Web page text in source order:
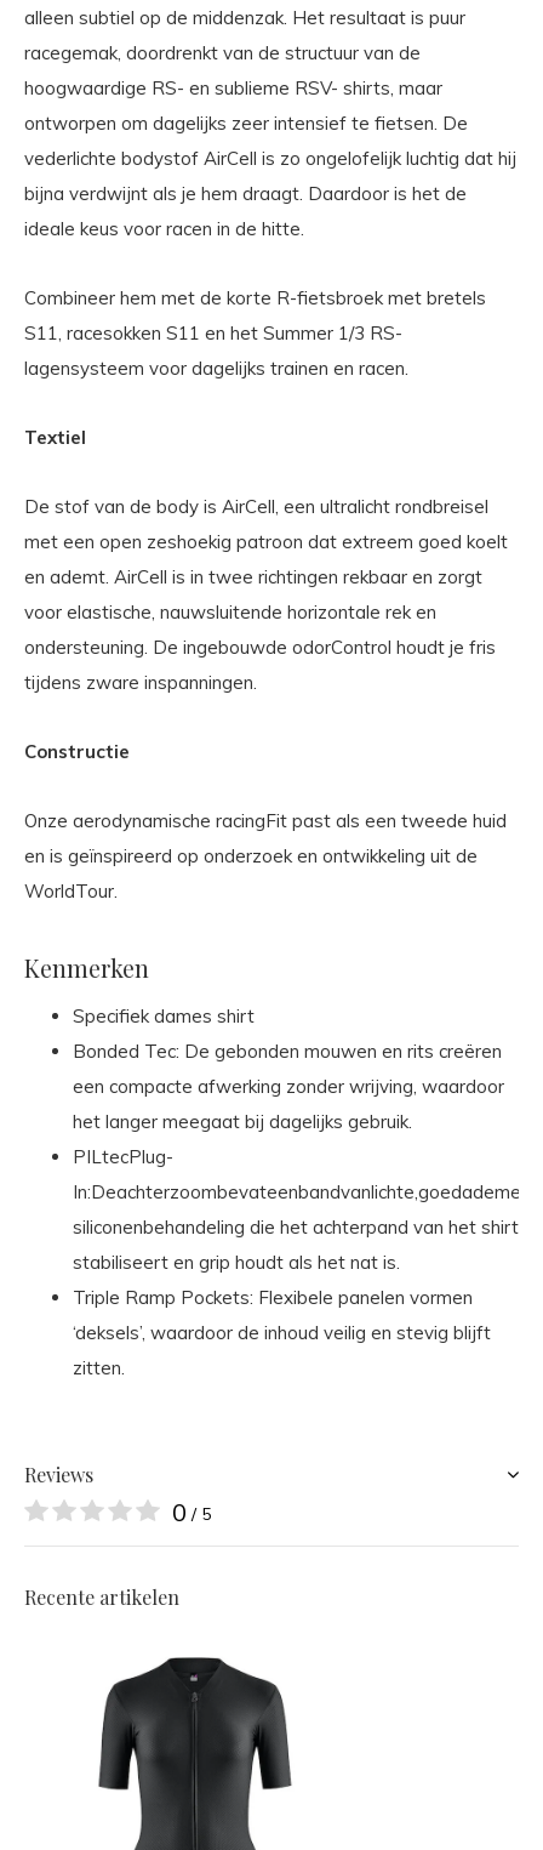
alleen subtiel op de middenzak. Het resultaat is puur
racegemak, doordrenkt van de structuur van de
hoogwaardige RS- en sublieme RSV- shirts, maar
ontworpen om dagelijks zeer intensief te fietsen. De
vederlichte bodystof AirCell is zo ongelofelijk luchtig dat hij
bijna verdwijnt als je hem draagt. Daardoor is het de
ideale keus voor racen in de hitte.
Combineer hem met de korte R-fietsbroek met bretels
S11, racesokken S11 en het Summer 1/3 RS-
lagensysteem voor dagelijks trainen en racen.
Textiel
De stof van de body is AirCell, een ultralicht rondbreisel
met een open zeshoekig patroon dat extreem goed koelt
en ademt. AirCell is in twee richtingen rekbaar en zorgt
voor elastische, nauwsluitende horizontale rek en
ondersteuning. De ingebouwde odorControl houdt je fris
tijdens zware inspanningen.
Constructie
Onze aerodynamische racingFit past als een tweede huid
en is geïnspireerd op onderzoek en ontwikkeling uit de
WorldTour.
Kenmerken
Specifiek dames shirt
Bonded Tec: De gebonden mouwen en rits creëren
een compacte afwerking zonder wrijving, waardoor
het langer meegaat bij dagelijks gebruik.
PILtecPlug-
siliconenbehandeling die het achterpand van het shirt
stabiliseert en grip houdt als het nat is.
Triple Ramp Pockets: Flexibele panelen vormen
‘deksels’, waardoor de inhoud veilig en stevig blijft
zitten.
Reviews
0 / 5
Recente artikelen